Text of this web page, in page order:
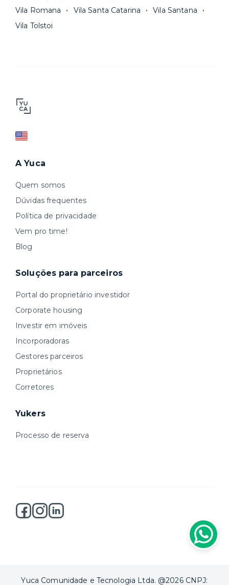
Vila Romana
Vila Santa Catarina
Vila Santana
Vila Tolstoi
A Yuca
Quem somos
Dúvidas frequentes
Política de privacidade
Vem pro time!
Blog
Soluções para parceiros
Portal do proprietário investidor
Corporate housing
Investir em imóveis
Incorporadoras
Gestores parceiros
Proprietários
Corretores
Yukers
Processo de reserva
Yuca Comunidade e Tecnologia Ltda. @2026 CNPJ: